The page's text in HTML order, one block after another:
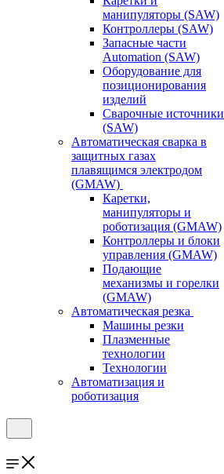
манипуляторы (SAW)
Контроллеры (SAW)
Запасные части
Automation (SAW)
Оборудование для
позиционирования
изделий
Сварочные источники
(SAW)
Автоматическая сварка в
защитных газах
плавящимся электродом
(GMAW)
Каретки,
манипуляторы и
роботизация (GMAW)
Контроллеры и блоки
управления (GMAW)
Подающие
механизмы и горелки
(GMAW)
Автоматическая резка
Машины резки
Плазменные
технологии
Технологии
Автоматизация и
роботизация